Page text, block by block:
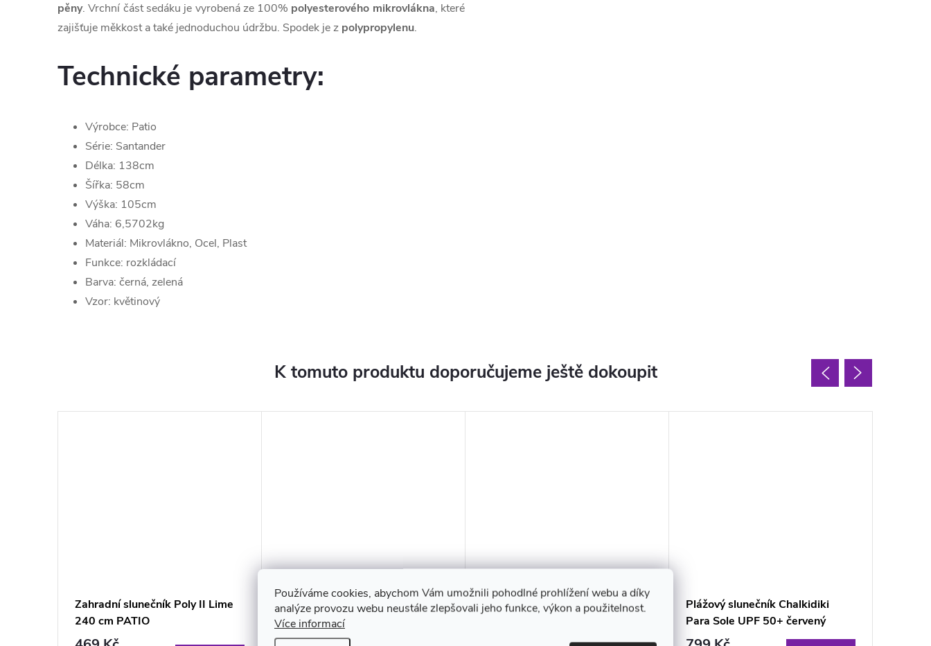
Používáme cookies, abychom Vám umožnili pohodlné prohlížení webu a díky
analýze provozu webu neustále zlepšovali jeho funkce, výkon a použitelnost.
Více informací
pěny. Vrchní část sedáku je vyrobená ze 100% polyesterového mikrovlákna, které
zajišťuje měkkost a také jednoduchou údržbu. Spodek je z polypropylenu.
Technické parametry:
Výrobce: Patio
Série: Santander
Délka: 138cm
Šířka: 58cm
Výška: 105cm
Váha: 6,5702kg
Materiál: Mikrovlákno, Ocel, Plast
Funkce: rozkládací
Barva: černá, zelená
Vzor: květinový
K tomuto produktu doporučujeme ještě dokoupit
Zahradní slunečník Poly II Lime
240 cm PATIO
Plážový zahradní slunečník
Sopot Para Sole UPF 50+ 240
cm
Zahradní slunečník Poly II
Plážový slunečník Chalkidiki
Para Sole UPF 50+ červený